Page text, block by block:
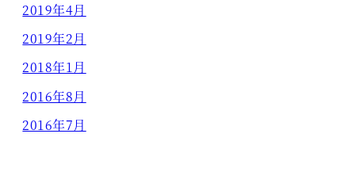
2019年4月
2019年2月
2018年1月
2016年8月
2016年7月